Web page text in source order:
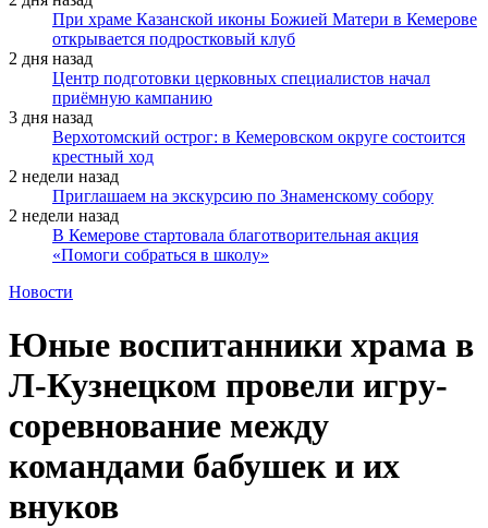
При храме Казанской иконы Божией Матери в Кемерове
открывается подростковый клуб
2 дня назад
Центр подготовки церковных специалистов начал
приёмную кампанию
3 дня назад
Верхотомский острог: в Кемеровском округе состоится
крестный ход
2 недели назад
Приглашаем на экскурсию по Знаменскому собору
2 недели назад
В Кемерове стартовала благотворительная акция
«Помоги собраться в школу»
Новости
Юные воспитанники храма в
Л-Кузнецком провели игру-
соревнование между
командами бабушек и их
внуков